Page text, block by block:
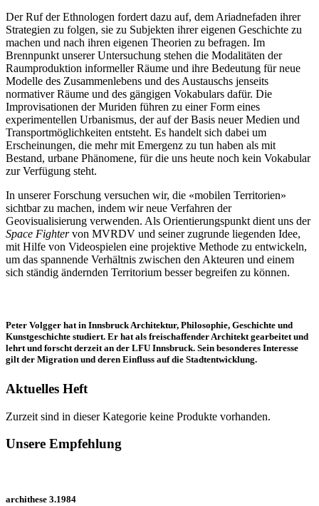
Der Ruf der Ethnologen fordert dazu auf, dem Ariadnefaden ihrer
Strategien zu folgen, sie zu Subjekten ihrer eigenen Geschichte zu
machen und nach ihren eigenen Theorien zu befragen. Im
Brennpunkt unserer Untersuchung stehen die Modalitäten der
Raumproduktion informeller Räume und ihre Bedeutung für neue
Modelle des Zusammenlebens und des Austauschs jenseits
normativer Räume und des gängigen Vokabulars dafür. Die
Improvisationen der Muriden führen zu einer Form eines
experimentellen Urbanismus, der auf der Basis neuer Medien und
Transportmöglichkeiten entsteht. Es handelt sich dabei um
Erscheinungen, die mehr mit Emergenz zu tun haben als mit
Bestand, urbane Phänomene, für die uns heute noch kein Vokabular
zur Verfügung steht.
In unserer Forschung versuchen wir, die «mobilen Territorien»
sichtbar zu machen, indem wir neue Verfahren der
Geovisualisierung verwenden. Als Orientierungspunkt dient uns der
Space Fightervon MVRDV und seiner zugrunde liegenden Idee,
mit Hilfe von Videospielen eine projektive Methode zu entwickeln,
um das spannende Verhältnis zwischen den Akteuren und einem
sich ständig ändernden Territorium besser begreifen zu können.
Peter Volgger hat in Innsbruck Architektur, Philosophie, Geschichte und
Kunstgeschichte studiert. Er hat als freischaffender Architekt gearbeitet und
lehrt und forscht derzeit an der LFU Innsbruck. Sein besonderes Interesse
gilt der Migration und deren Einfluss auf die Stadtentwicklung.
Aktuelles Heft
Zurzeit sind in dieser Kategorie keine Produkte vorhanden.
Unsere Empfehlung
archithese 3.1984